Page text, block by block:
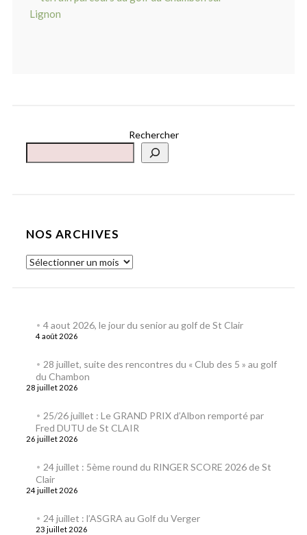
Rechercher
NOS ARCHIVES
4 aout 2026, le jour du senior au golf de St Clair
4 août 2026
28 juillet, suite des rencontres du « Club des 5 » au golf
du Chambon
28 juillet 2026
25/26 juillet : Le GRAND PRIX d’Albon remporté par
Fred DUTU de St CLAIR
26 juillet 2026
24 juillet : 5ème round du RINGER SCORE 2026 de St
Clair
24 juillet 2026
24 juillet : l’ASGRA au Golf du Verger
23 juillet 2026